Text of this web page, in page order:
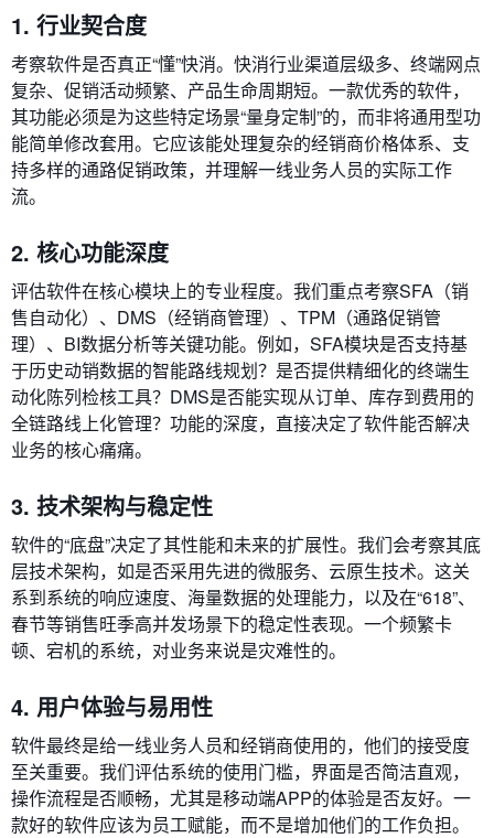
1. 行业契合度
考察软件是否真正“懂”快消。快消行业渠道层级多、终端网点
复杂、促销活动频繁、产品生命周期短。一款优秀的软件，
其功能必须是为这些特定场景“量身定制”的，而非将通用型功
能简单修改套用。它应该能处理复杂的经销商价格体系、支
持多样的通路促销政策，并理解一线业务人员的实际工作
流。
2. 核心功能深度
评估软件在核心模块上的专业程度。我们重点考察SFA（销
售自动化）、DMS（经销商管理）、TPM（通路促销管
理）、BI数据分析等关键功能。例如，SFA模块是否支持基
于历史动销数据的智能路线规划？是否提供精细化的终端生
动化陈列检核工具？DMS是否能实现从订单、库存到费用的
全链路线上化管理？功能的深度，直接决定了软件能否解决
业务的核心痛痛。
3. 技术架构与稳定性
软件的“底盘”决定了其性能和未来的扩展性。我们会考察其底
层技术架构，如是否采用先进的微服务、云原生技术。这关
系到系统的响应速度、海量数据的处理能力，以及在“618”、
春节等销售旺季高并发场景下的稳定性表现。一个频繁卡
顿、宕机的系统，对业务来说是灾难性的。
4. 用户体验与易用性
软件最终是给一线业务人员和经销商使用的，他们的接受度
至关重要。我们评估系统的使用门槛，界面是否简洁直观，
操作流程是否顺畅，尤其是移动端APP的体验是否友好。一
款好的软件应该为员工赋能，而不是增加他们的工作负担。